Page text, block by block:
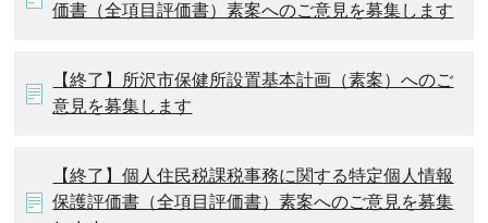
価書（全項目評価書）素案へのご意見を募集します
【終了】所沢市保健所設置基本計画（素案）へのご
意見を募集します
【終了】個人住民税課税事務に関する特定個人情報
保護評価書（全項目評価書）素案へのご意見を募集